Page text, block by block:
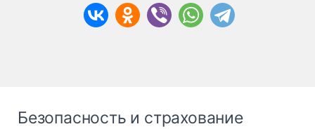
Безопасность и страхование